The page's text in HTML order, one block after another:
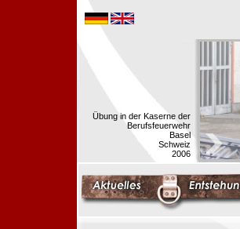
Übung in der Kaserne der
Berufsfeuerwehr
Basel
Schweiz
2006